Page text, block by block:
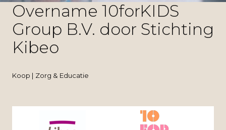
Overname 10forKIDS
Group B.V. door Stichting
Kibeo
Koop | Zorg & Educatie